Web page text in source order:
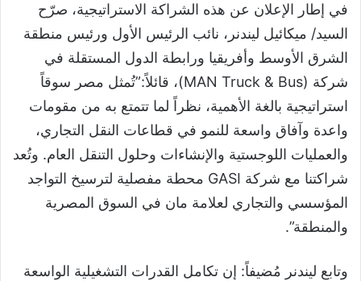
في إطار الإعلان عن هذه الشراكة الاستراتيجية، صرّح
السيد/ ميكائيل ليندنر، نائب الرئيس الأول ورئيس منطقة
الشرق الأوسط وأفريقيا ورابطة الدول المستقلة في
شركة (MAN Truck & Bus)، قائلاً:”تُمثل مصر سوقاً
استراتيجية بالغة الأهمية، نظراً لما تتمتع به من مقومات
واعدة وآفاق واسعة للنمو في قطاعات النقل التجاري،
والعمليات اللوجستية والإنشاءات وحلول التنقل العام. وتُعد
شراكتنا مع شركة GASI محطة مفصلية لترسيخ التواجد
المؤسسي والتجاري لعلامة مان في السوق المصرية
والمنطقة”.
وتابع ليندنر مُضيفاً: إن تكامل القدرات التشغيلية الواسعة